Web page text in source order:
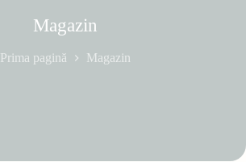
Magazin
Prima pagină Magazin